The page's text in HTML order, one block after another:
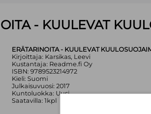
- KUULEVAT
ERÄTARINOITA - KUULEVAT
Kirjoittaja: Karsikas, Leevi
Kustantaja: Readme.fi Oy
ISBN: 9789523214972
Kieli: Suomi
Julkaisuvuosi: 2017
Kuntoluokka: Uusi
Saatavilla: 1kpl